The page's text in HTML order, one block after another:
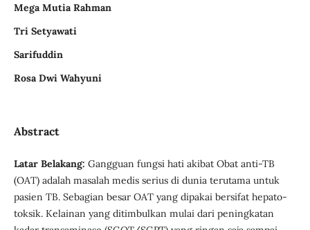
Mega Mutia Rahman
Tri Setyawati
Sarifuddin
Rosa Dwi Wahyuni
Abstract
Latar Belakang: Gangguan fungsi hati akibat Obat anti-TB
(OAT) adalah masalah medis serius di dunia terutama untuk
pasien TB. Sebagian besar OAT yang dipakai bersifat hepato-
toksik. Kelainan yang ditimbulkan mulai dari peningkatan